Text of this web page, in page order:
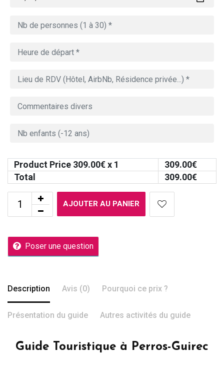
Product Price 309.00€ x 1 309.00€
Total
309.00€
AJOUTER AU PANIER
Poser une question
Description Avis (0) Pourquoi ce prix ?
Présentation du guide Autres activités du guide
Guide Touristique à Perros-Guirec